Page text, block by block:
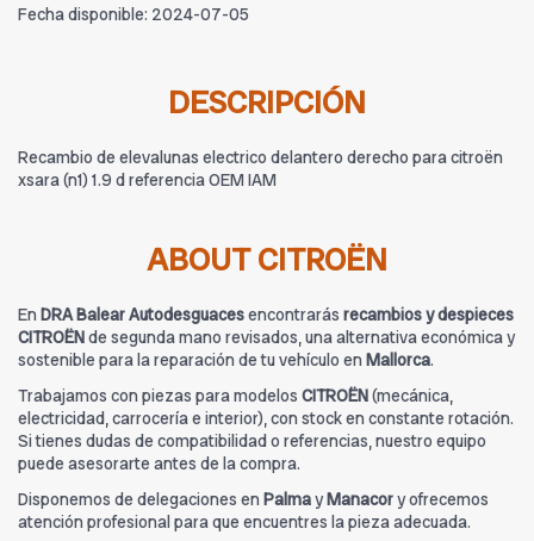
Fecha disponible: 2024-07-05
DESCRIPCIÓN
Recambio de elevalunas electrico delantero derecho para citroën
xsara (n1) 1.9 d referencia OEM IAM
ABOUT CITROËN
En DRA Balear Autodesguacesencontrarás recambios y despieces
CITROËNde segunda mano revisados, una alternativa económica y
sostenible para la reparación de tu vehículo en Mallorca.
Trabajamos con piezas para modelos CITROËN(mecánica,
electricidad, carrocería e interior), con stock en constante rotación.
Si tienes dudas de compatibilidad o referencias, nuestro equipo
puede asesorarte antes de la compra.
Disponemos de delegaciones en PalmayManacory ofrecemos
atención profesional para que encuentres la pieza adecuada.